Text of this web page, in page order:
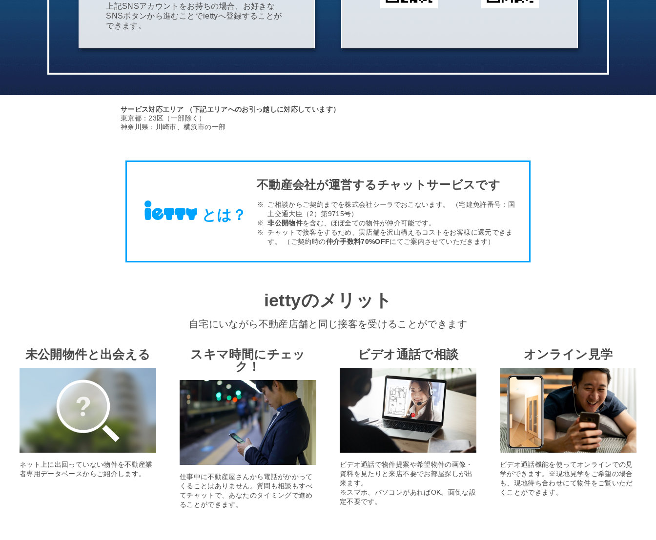
上記SNSアカウントをお持ちの場合、お好きな
SNSボタンから進むことでiettyへ登録することが
できます。
サービス対応エリア
（下記エリアへのお引っ越しに対応しています）
東京都：23区（一部除く）
神奈川県：川崎市、横浜市の一部
とは？
不動産会社が運営するチャットサービスです
ご相談からご契約までを株式会社シーラでおこないます。
（宅建免許番号：国
土交通大臣（2）第9715号）
非公開物件を含む、ほぼ全ての物件が仲介可能です。
チャットで接客をするため、実店舗を沢山構える コストをお客様に還元できま
す。
（ご契約時の仲介手数料70%OFFにてご案内させていただきます）
iettyのメリット
自宅にいながら不動産店舗と同じ接客を受けることができます
未公開物件と出会える
ネット上に出回っていない物件を不動産業
者専用データベースからご紹介します。
スキマ時間にチェッ
ク！
仕事中に不動産屋さんから電話がかかって
くることはありません。質問も相談もすべ
てチャットで、あなたのタイミングで進め
ることができます。
ビデオ通話で相談
ビデオ通話で物件提案や希望物件の画像・
資料を見たりと来店不要でお部屋探しが出
来ます。
※スマホ、パソコンがあればOK。面倒な設
定不要です。
オンライン見学
ビデオ通話機能を使ってオンラインでの見
学ができます。※現地見学をご希望の場合
も、現地待ち合わせにて物件をご覧いただ
くことができます。